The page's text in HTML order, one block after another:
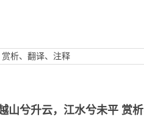
析、翻译、注释
山兮升云，江水兮未平 赏